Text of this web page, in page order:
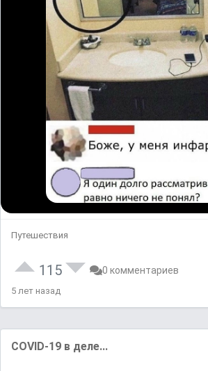
Путешествия
115 0 комментариев
5 лет назад
COVID-19 в деле...